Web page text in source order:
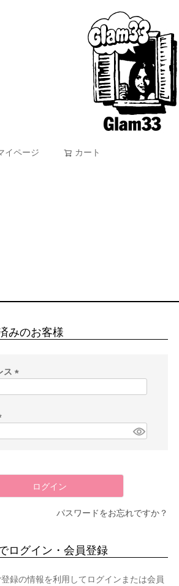
イページ カート
みのお客様
ス
)
ログイン
パスワードをお忘れですか？
ログイン・会員登録
録の情報を利用してログインまたは会員